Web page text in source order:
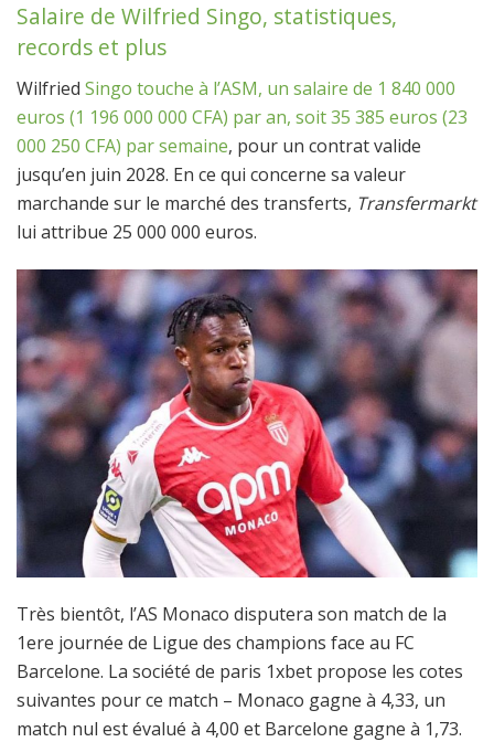
Salaire de Wilfried Singo, statistiques,
records et plus
Wilfried Singo touche à l’ASM, un salaire de 1 840 000
euros (1 196 000 000 CFA) par an, soit 35 385 euros (23
000 250 CFA) par semaine, pour un contrat valide
jusqu’en juin 2028. En ce qui concerne sa valeur
marchande sur le marché des transferts, Transfermarkt
lui attribue 25 000 000 euros.
Très bientôt, l’AS Monaco disputera son match de la
1ere journée de Ligue des champions face au FC
Barcelone. La société de paris 1xbet propose les cotes
suivantes pour ce match – Monaco gagne à 4,33, un
match nul est évalué à 4,00 et Barcelone gagne à 1,73.